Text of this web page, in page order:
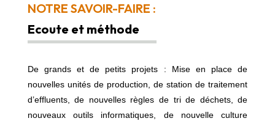
NOTRE SAVOIR-FAIRE :
Ecoute et méthode
De grands et de petits projets : Mise en place de
nouvelles unités de production, de station de traitement
d’effluents, de nouvelles règles de tri de déchets, de
nouveaux outils informatiques, de nouvelle culture